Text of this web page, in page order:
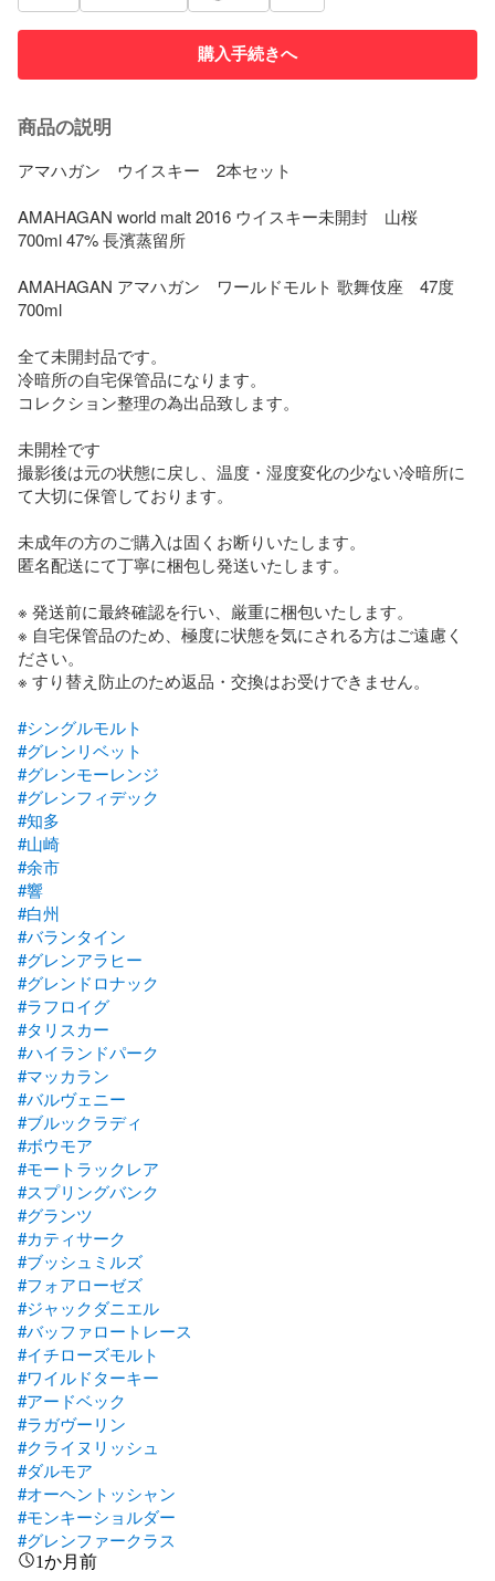
購入手続きへ
商品の説明
アマハガン　ウイスキー　2本セット
AMAHAGAN world malt 2016 ウイスキー未開封　山桜
700ml 47% 長濱蒸留所
AMAHAGAN アマハガン　ワールドモルト 歌舞伎座　47度
700ml
全て未開封品です。
冷暗所の自宅保管品になります。
コレクション整理の為出品致します。
未開栓です
撮影後は元の状態に戻し、温度・湿度変化の少ない冷暗所に
て大切に保管しております。
未成年の方のご購入は固くお断りいたします。
匿名配送にて丁寧に梱包し発送いたします。
※ 発送前に最終確認を行い、厳重に梱包いたします。
※ 自宅保管品のため、極度に状態を気にされる方はご遠慮く
ださい。
※ すり替え防止のため返品・交換はお受けできません。
#シングルモルト
#グレンリベット
#グレンモーレンジ
#グレンフィデック
#知多
#山崎
#余市
#響
#白州
#バランタイン
#グレンアラヒー
#グレンドロナック
#ラフロイグ
#タリスカー
#ハイランドパーク
#マッカラン
#バルヴェニー
#ブルックラディ
#ボウモア
#モートラックレア
#スプリングバンク
#グランツ
#カティサーク
#ブッシュミルズ
#フォアローゼズ
#ジャックダニエル
#バッファロートレース
#イチローズモルト
#ワイルドターキー
#アードベック
#ラガヴーリン
#クライヌリッシュ
#ダルモア
#オーヘントッシャン
#モンキーショルダー
#グレンファークラス
1か月前